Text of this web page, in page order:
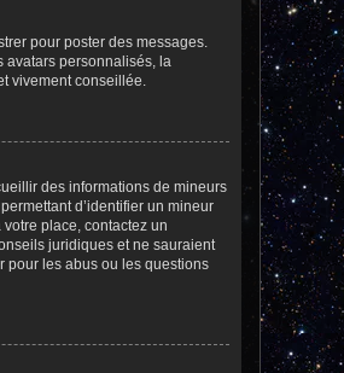
pour poster des messages.
avatars personnalisés, la
vivement conseillée.
des informations de mineurs
d’identifier un mineur
place, contactez un
juridiques et ne sauraient
pour les abus ou les questions